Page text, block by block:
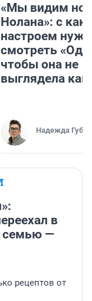
«Мы видим
Нолана»: с
настроем
смотреть
чтобы она не
выглядела как
Надежда
в
семью —
рецептов от